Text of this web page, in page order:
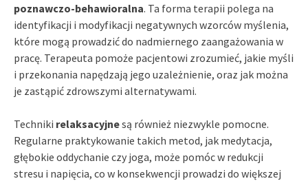
poznawczo-behawioralna. Ta forma terapii polega na
identyfikacji i modyfikacji negatywnych wzorców myślenia,
które mogą prowadzić do nadmiernego zaangażowania w
pracę. Terapeuta pomoże pacjentowi zrozumieć, jakie myśli
i przekonania napędzają jego uzależnienie, oraz jak można
je zastąpić zdrowszymi alternatywami.
Techniki relaksacyjnesą również niezwykle pomocne.
Regularne praktykowanie takich metod, jak medytacja,
głębokie oddychanie czy joga, może pomóc w redukcji
stresu i napięcia, co w konsekwencji prowadzi do większej